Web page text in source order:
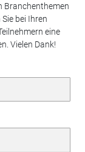
Branchenthemen
bei Ihren
eine
Vielen Dank!